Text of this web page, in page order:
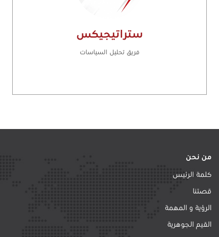
ستراتيجيكس
فريق تحليل السياسات
من نحن
كلمة الرئيس
قصتنا
الرؤية و المهمة
القيم الجوهرية